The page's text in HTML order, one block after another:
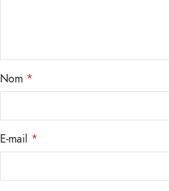
Nom *
E-mail *